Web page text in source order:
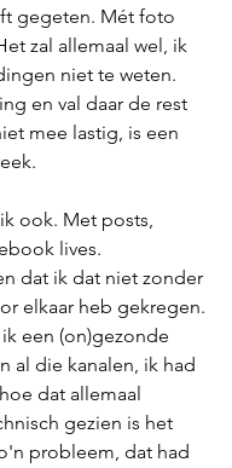
gegeten. Mét foto
zal allemaal wel, ik
niet te weten.
en val daar de rest
mee lastig, is een
ook. Met posts,
lives.
dat ik dat niet zonder
elkaar heb gekregen.
een (on)gezonde
al die kanalen, ik had
dat allemaal
gezien is het
probleem, dat had